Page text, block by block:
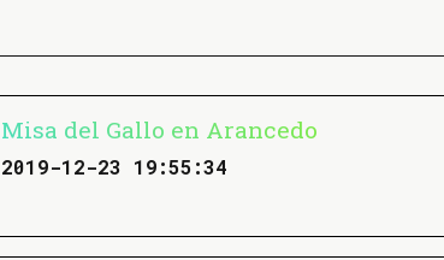
Misa del Gallo en Arancedo
2019-12-23 19:55:34